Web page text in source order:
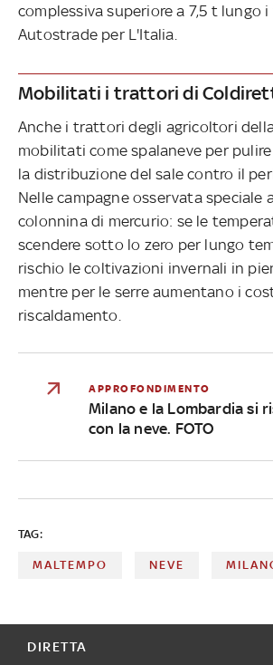
complessiva superiore a 7,5 t
Autostrade per L'Italia.
Mobilitati i trattori di
Anche i trattori degli agricoltori
mobilitati come spalaneve per
la distribuzione del sale contro il
Nelle campagne osservata speciale
colonnina di mercurio: se le
scendere sotto lo zero per lungo
rischio le coltivazioni invernali in
mentre per le serre aumentano i
riscaldamento.
APPROFONDIMENTO
Milano e la Lombardia si
con la neve. FOTO
TAG:
MALTEMPO NEVE
DIRETTA